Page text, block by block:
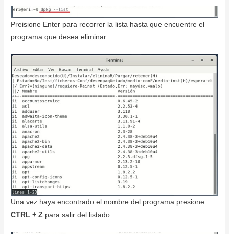
Preisione Enter para recorrer la lista hasta que encuentre el
programa que desea eliminar.
Una vez haya encontrado el nombre del programa presione
CTRL + Z para salir del listado.